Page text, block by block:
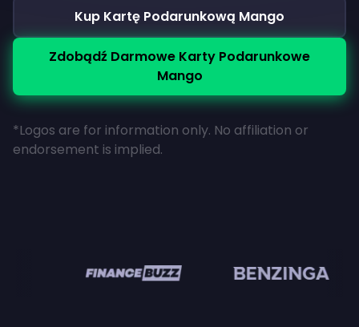
Kup Kartę Podarunkową Mango
Zdobądź Darmowe Karty Podarunkowe
Mango
*Logos are for information only. No affiliation or
endorsement is implied.